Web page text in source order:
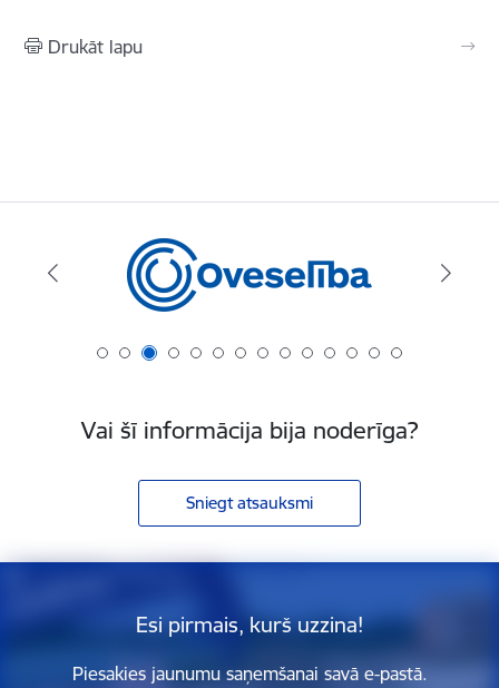
Drukāt lapu
Vai šī informācija bija noderīga?
Sniegt atsauksmi
Esi pirmais, kurš uzzina!
Piesakies jaunumu saņemšanai savā e-pastā.